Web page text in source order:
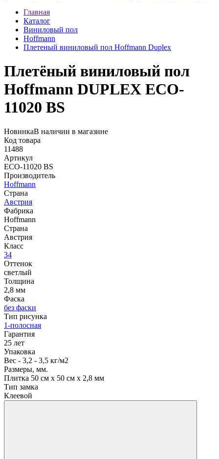
Главная
Каталог
Виниловый пол
Hoffmann
Плетеный виниловый пол Hoffmann Duplex
Плетёный виниловый пол
Hoffmann DUPLEX ECO-
11020 BS
НовинкаВ наличии в магазине
Код товара
11488
Артикул
ECO-11020 BS
Производитель
Hoffmann
Страна
Австрия
Фабрика
Hoffmann
Страна
Австрия
Класс
34
Оттенок
светлый
Толщина
2,8 мм
Фаска
без фаски
Тип рисунка
1-полосная
Гарантия
25 лет
Упаковка
Вес - 3,2 - 3,5 кг/м2
Размеры, мм.
Плитка 50 см х 50 см х 2,8 мм
Тип замка
Клеевой